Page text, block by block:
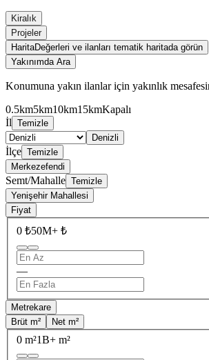
Kiralık
Projeler
HaritaDeğerleri ve ilanları tematik haritada görün
Yakınımda Ara
Konumuna yakın ilanlar için yakınlık
0.5km5km10km15kmKapalı
İl Temizle
Denizli
İlçe Temizle
Merkezefendi
Semt/Mahalle Temizle
Yenişehir Mahallesi
Fiyat
0 ₺50M+ ₺
—
Metrekare
Brüt m²
Net m²
0 m²1B+ m²